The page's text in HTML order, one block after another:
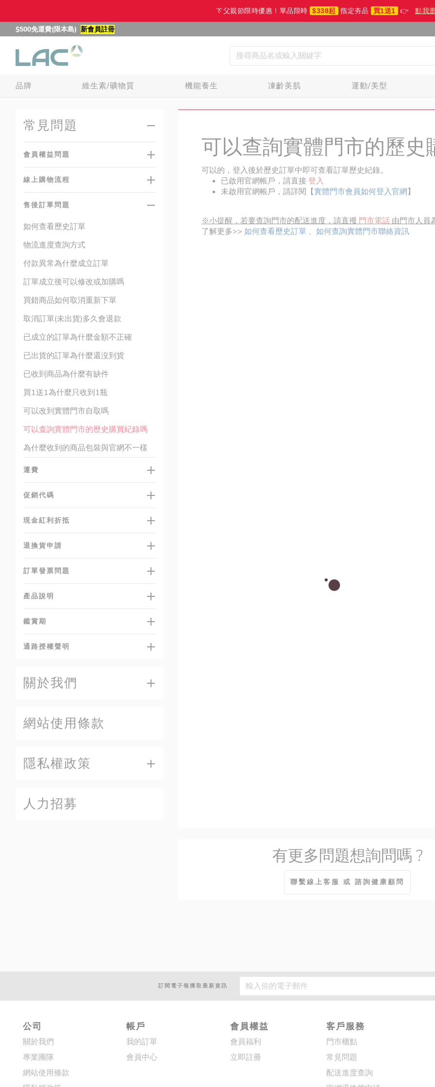
👔父親節限時優惠！單品限時 $338起 指定夯品 買1送1 👉 點我逛
$500免運費(限本島) 新會員註冊
品牌 維生素/礦物質 機能養生 凍齡美肌 運動/美型
常見問題
會員權益問題
線上購物流程
售後訂單問題
如何查看歷史訂單
物流進度查詢方式
付款異常為什麼成立訂單
訂單成立後可以修改或加購嗎
買錯商品如何取消重新下單
取消訂單(未出貨)多久會退款
已成立的訂單為什麼金額不正確
已出貨的訂單為什麼還沒到貨
已收到商品為什麼有缺件
買1送1為什麼只收到1瓶
可以改到實體門市自取嗎
可以查詢實體門市的歷史購買紀錄嗎
為什麼收到的商品包裝與官網不一樣
運費
促銷代碼
現金紅利折抵
退換貨申請
訂單發票問題
產品說明
鑑賞期
通路授權聲明
關於我們
網站使用條款
隱私權政策
人力招募
可以查詢實體門市的歷史
可以的，登入後於歷史訂單中即可查看訂單歷史紀錄。
已啟用官網帳戶，請直接登入
未啟用官網帳戶，請詳閱【實體門市會員如何登入官網】
※小提醒，若要查詢門市的配送進度，請直撥 門市電話 由門市人員
了解更多>> 如何查看歷史訂單 、 如何查詢實體門市聯絡資訊
有更多問題想詢問嗎 ?
聯繫線上客服 或 諮詢健康顧問
訂閱電子報獲取最新資訊
公司
關於我們
專業團隊
網站使用條款
帳戶
我的訂單
會員中心
會員權益
會員福利
立即註冊
客戶服務
門市櫃點
常見問題
配送進度查詢